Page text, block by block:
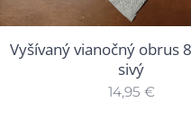
Vyšívaný vianočný obrus
sivý
14,95 €